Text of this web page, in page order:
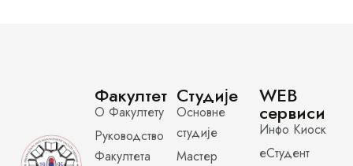
Факултет
О Факултету
Руководство
Факултета
Студије
Основне
студије
Мастер
WEB
сервиси
Инфо Киоск
еСтудент